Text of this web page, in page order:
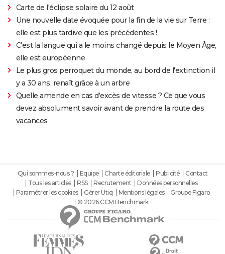
Carte de l'éclipse solaire du 12 août
Une nouvelle date évoquée pour la fin de la vie sur Terre :
elle est plus tardive que les précédentes !
C'est la langue qui a le moins changé depuis le Moyen Âge,
elle est européenne
Le plus gros perroquet du monde, au bord de l'extinction il
y a 30 ans, renaît grâce à un arbre
Quelle amende en cas d'excès de vitesse ? Ce que vous
devez absolument savoir avant de prendre la route des
vacances
Qui sommes-nous ? Equipe Charte éditoriale Publicité
Contact
Tous les articles
RSS Recrutement
Données personnelles
Paramétrer les cookies
Gérer Utiq Mentions légales
Groupe Figaro
© 2026 CCM Benchmark